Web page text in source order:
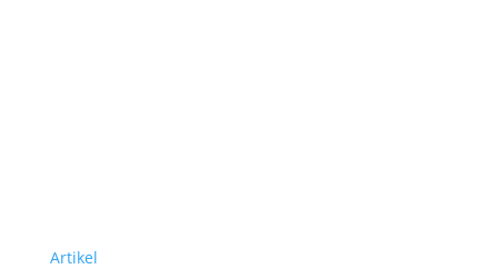
Artikel